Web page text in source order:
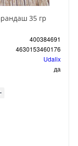
35 гр
400384691
4630153460176
Udalix
да